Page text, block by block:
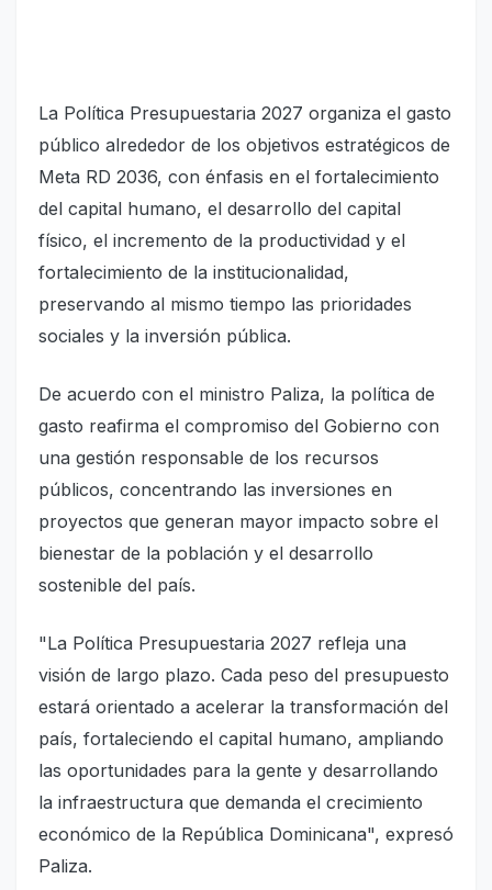
La Política Presupuestaria 2027 organiza el gasto
público alrededor de los objetivos estratégicos de
Meta RD 2036, con énfasis en el fortalecimiento
del capital humano, el desarrollo del capital
físico, el incremento de la productividad y el
fortalecimiento de la institucionalidad,
preservando al mismo tiempo las prioridades
sociales y la inversión pública.
De acuerdo con el ministro Paliza, la política de
gasto reafirma el compromiso del Gobierno con
una gestión responsable de los recursos
públicos, concentrando las inversiones en
proyectos que generan mayor impacto sobre el
bienestar de la población y el desarrollo
sostenible del país.
"La Política Presupuestaria 2027 refleja una
visión de largo plazo. Cada peso del presupuesto
estará orientado a acelerar la transformación del
país, fortaleciendo el capital humano, ampliando
las oportunidades para la gente y desarrollando
la infraestructura que demanda el crecimiento
económico de la República Dominicana", expresó
Paliza.